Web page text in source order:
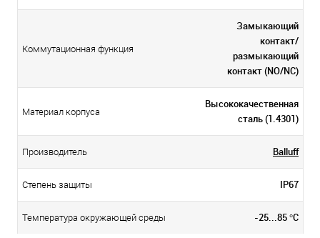
Коммутационная функция
Замыкающий
контакт/
размыкающий
контакт (NO/NC)
Материал корпуса
Высококачественная
сталь (1.4301)
Производитель Balluff
Степень защиты IP67
Температура окружающей среды -25...85 °C